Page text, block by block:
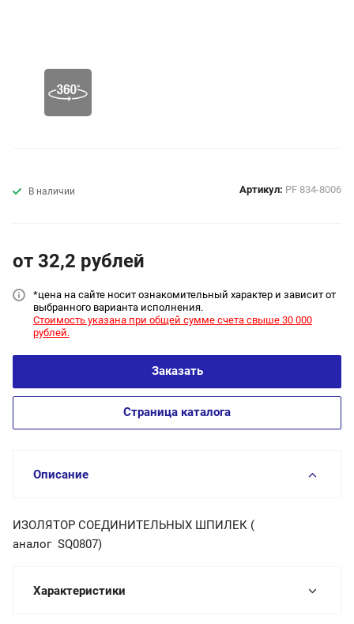
В наличии Артикул: PF 834-8006
от 32,2 рублей
*цена на сайте носит ознакомительный характер и зависит от
выбранного варианта исполнения.
Стоимость указана при общей сумме счета свыше 30 000
рублей.
Заказать
Страница каталога
Описание
ИЗОЛЯТОР СОЕДИНИТЕЛЬНЫХ ШПИЛЕК (
аналог SQ0807)
Характеристики